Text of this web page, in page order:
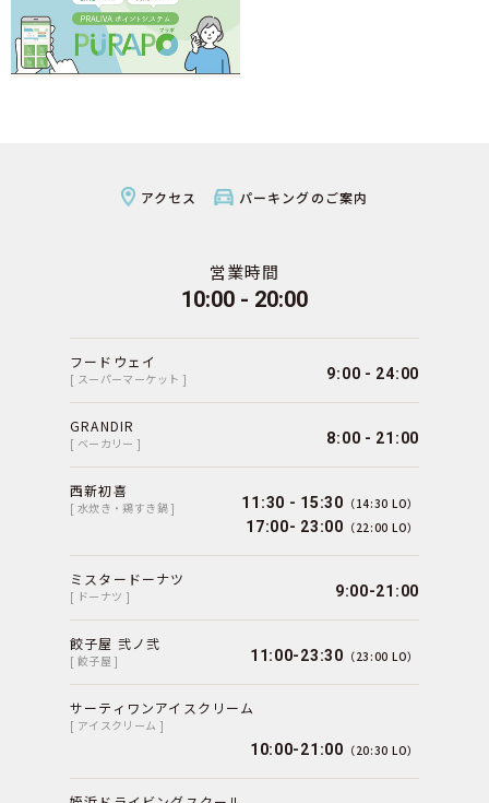
アクセス パーキングのご案内
営業時間
10:00 - 20:00
フードウェイ
[ スーパーマーケット ] 9:00 - 24:00
GRANDIR
[ ベーカリー ] 8:00 - 21:00
西新初喜
[ 水炊き・鶏すき鍋 ] 11:30 - 15:30 （14:30 LO）
17:00- 23:00 （22:00 LO）
ミスタードーナツ
[ ドーナツ ] 9:00-21:00
餃子屋 弐ノ弐
[ 餃子屋 ] 11:00-23:30 （23:00 LO）
サーティワンアイスクリーム
[ アイスクリーム ]
10:00-21:00 （20:30 LO）